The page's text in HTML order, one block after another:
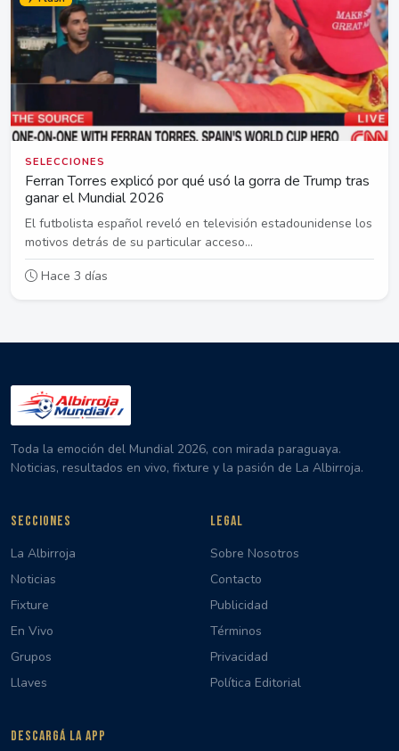
SELECCIONES
Ferran Torres explicó por qué usó la gorra de Trump tras
ganar el Mundial 2026
El futbolista español reveló en televisión estadounidense los
motivos detrás de su particular acceso...
Hace 3 días
Toda la emoción del Mundial 2026, con mirada paraguaya.
Noticias, resultados en vivo, fixture y la pasión de La Albirroja.
SECCIONES
La Albirroja
Noticias
Fixture
En Vivo
Grupos
Llaves
LEGAL
Sobre Nosotros
Contacto
Publicidad
Términos
Privacidad
Política Editorial
DESCARGÁ LA APP